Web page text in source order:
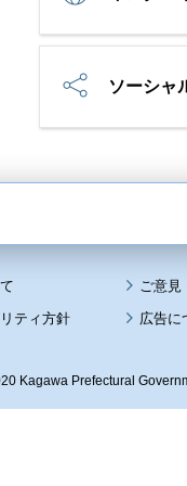
ソーシャ
ティ方針 広告に
Kagawa Prefectural